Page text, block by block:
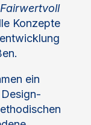
Konzepte
ein